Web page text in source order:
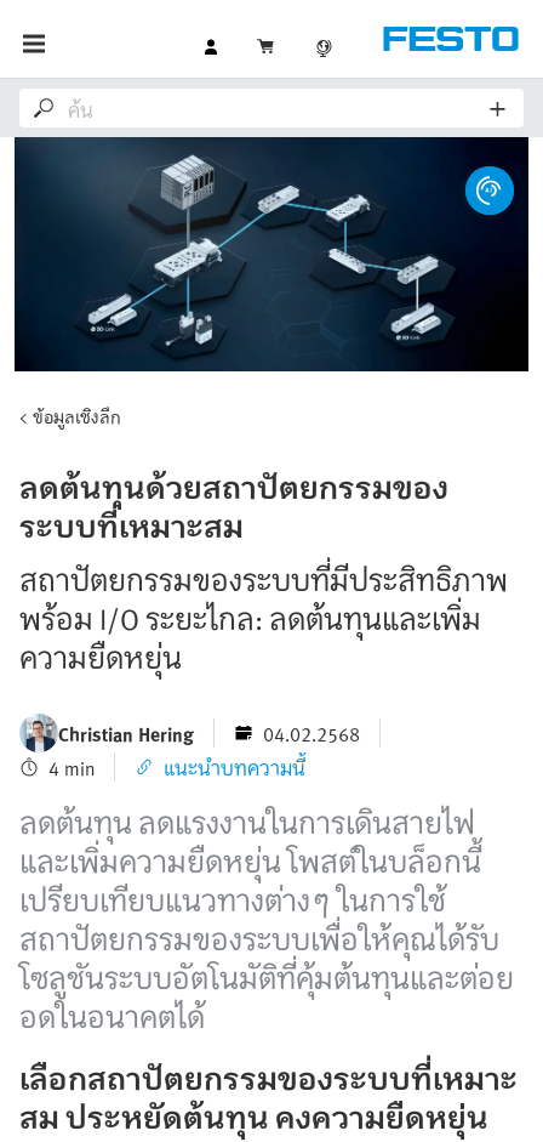
ข้อมูลเชิงลึก
ลดต้นทุนด้วยสถาปัตยกรรมของ
ระบบที่เหมาะสม
สถาปัตยกรรมของระบบที่มีประสิทธิภาพ
พร้อม I/O ระยะไกล: ลดต้นทุนและเพิ่ม
ความยืดหยุ่น
Christian Hering
04.02.2568
4 min
แนะนำบทความนี้
ลดต้นทุน ลดแรงงานในการเดินสายไฟ
และเพิ่มความยืดหยุ่น โพสต์ในบล็อกนี้
เปรียบเทียบแนวทางต่างๆ ในการใช้
สถาปัตยกรรมของระบบเพื่อให้คุณได้รับ
โซลูชันระบบอัตโนมัติที่คุ้มต้นทุนและต่อย
อดในอนาคตได้
เลือกสถาปัตยกรรมของระบบที่เหมาะ
สม ประหยัดต้นทุน คงความยืดหยุ่น